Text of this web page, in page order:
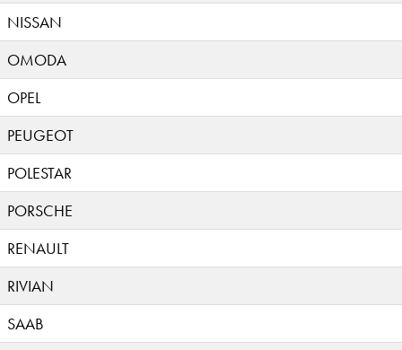
NISSAN
OMODA
OPEL
PEUGEOT
POLESTAR
PORSCHE
RENAULT
RIVIAN
SAAB